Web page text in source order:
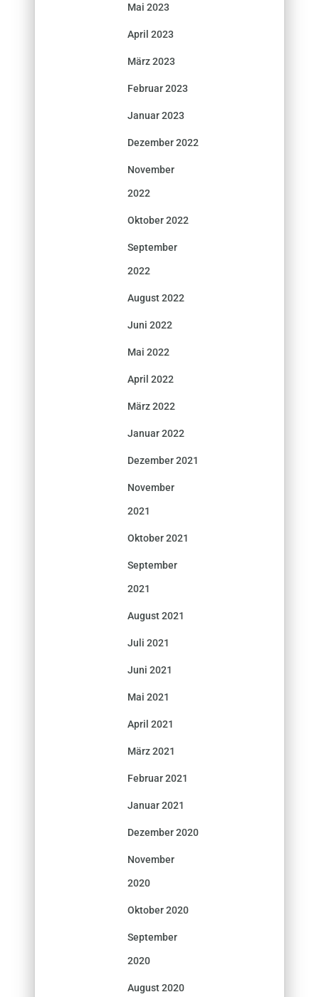
Mai 2023
April 2023
März 2023
Februar 2023
Januar 2023
Dezember 2022
November
2022
Oktober 2022
September
2022
August 2022
Juni 2022
Mai 2022
April 2022
März 2022
Januar 2022
Dezember 2021
November
2021
Oktober 2021
September
2021
August 2021
Juli 2021
Juni 2021
Mai 2021
April 2021
März 2021
Februar 2021
Januar 2021
Dezember 2020
November
2020
Oktober 2020
September
2020
August 2020